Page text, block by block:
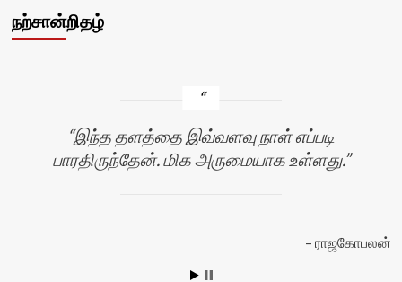
நற்சான்றிதழ்
இந்த தளத்தை இவ்வளவு நாள் எப்படி
பாரதிருந்தேன். மிக அருமையாக உள்ளது.
ராஜகோபலன்